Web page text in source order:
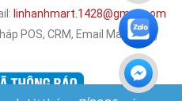
linhanhmart.1428@gmail.com
POS, CRM, Email Marketing